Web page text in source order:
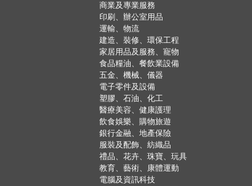
商業及專業服務
印刷、辦公室用品
運輸、物流
建造、裝修、環保工程
家居用品及服務、寵物
食品糧油、餐飲業設備
五金、機械、儀器
電子零件及設備
塑膠、石油、化工
醫療美容、健康護理
飲食娛樂、購物旅遊
銀行金融、地產保險
服裝及配飾、紡織品
禮品、花卉、珠寶、玩具
教育、藝術、康體運動
電腦及資訊科技